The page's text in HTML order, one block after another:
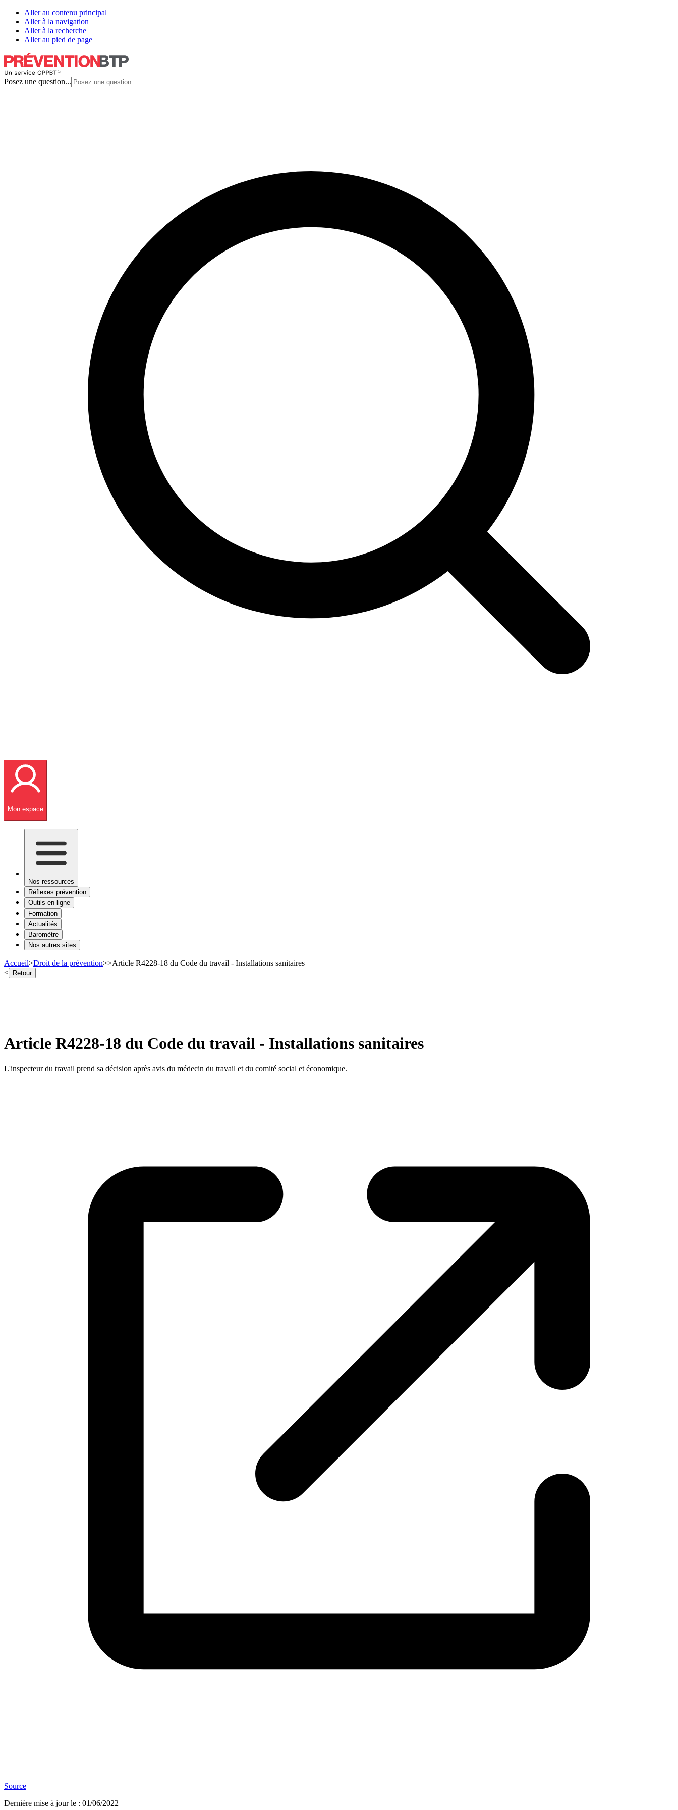
Aller au contenu principal
Aller à la navigation
Aller à la recherche
Aller au pied de page
Posez une question...
Mon espace
Nos ressources
Réflexes prévention
Outils en ligne
Formation
Actualités
Baromètre
Nos autres sites
Accueil>Droit de la prévention>>Article R4228-18 du Code du travail - Installations sanitaires
< Retour
Article R4228-18 du Code du travail - Installations sanitaires
L'inspecteur du travail prend sa décision après avis du médecin du travail et du comité social et économique.
Source
Dernière mise à jour le : 01/06/2022